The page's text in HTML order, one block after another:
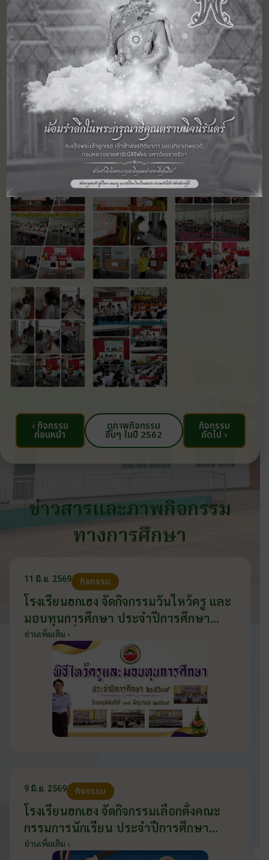
‹ กิจกรรม
ก่อนหน้า
ดูภาพกิจกรรม
อื่นๆ ในปี 2562
กิจกรรม
ถัดไป ›
ข่าวสารและภาพกิจกรรม
ทางการศึกษา
11 มิ.ย. 2569 กิจกรรม
โรงเรียนฮกเฮง จัดกิจกรรมวันไหว้ครู และ
มอบทุนการศึกษา ประจำปีการศึกษา
2569 วันที่ 11 มิถุนายน 2569
อ่านเพิ่มเติม ›
9 มิ.ย. 2569 กิจกรรม
โรงเรียนฮกเฮง จัดกิจกรรมเลือกตั้งคณะ
กรรมการนักเรียน ประจำปีการศึกษา
2569 ส่งเสริมประชาธิปไตยในโรงเรียน
อ่านเพิ่มเติม ›